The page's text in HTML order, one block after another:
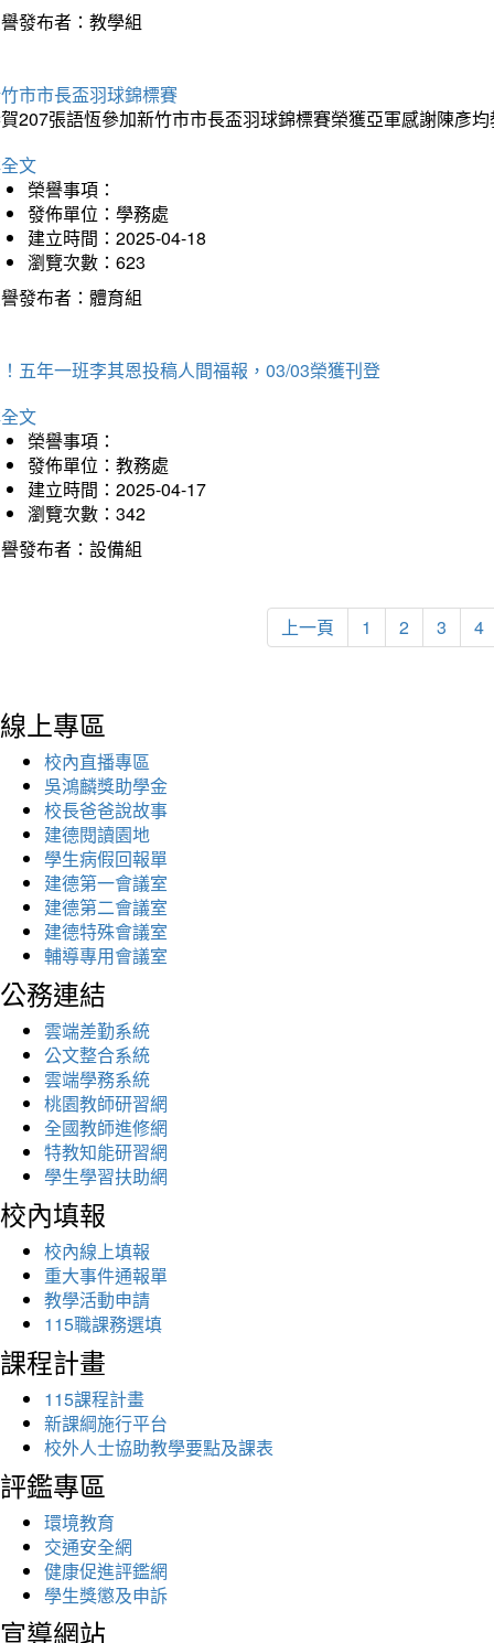
發布者：教學組
市市長盃羽球錦標賽
207張語恆參加新竹市市長盃羽球錦標賽榮獲亞軍感謝陳彥
文
榮譽事項：
發佈單位：學務處
建立時間：2025-04-18
瀏覽次數：623
發布者：體育組
五年一班李其恩投稿人間福報，03/03榮獲刊登
文
榮譽事項：
發佈單位：教務處
建立時間：2025-04-17
瀏覽次數：342
發布者：設備組
上一頁 1 2 3 4
線上專區
校內直播專區
吳鴻麟獎助學金
校長爸爸說故事
建德閱讀園地
學生病假回報單
建德第一會議室
建德第二會議室
建德特殊會議室
輔導專用會議室
公務連結
雲端差勤系統
公文整合系統
雲端學務系統
桃園教師研習網
全國教師進修網
特教知能研習網
學生學習扶助網
校內填報
校內線上填報
重大事件通報單
教學活動申請
115職課務選填
課程計畫
115課程計畫
新課綱施行平台
校外人士協助教學要點及課表
評鑑專區
環境教育
交通安全網
健康促進評鑑網
學生獎懲及申訴
宣導網站